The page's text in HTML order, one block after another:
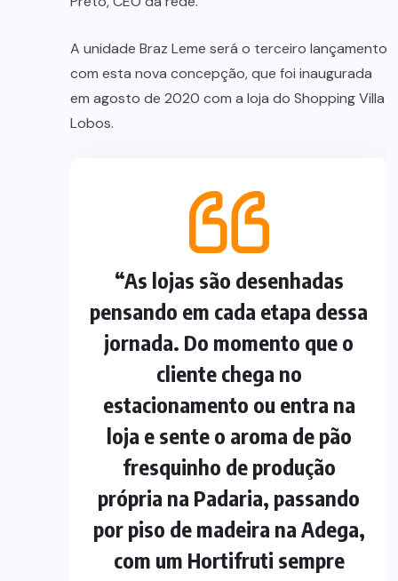
A unidade Braz Leme será o terceiro lançamento
com esta nova concepção, que foi inaugurada
em agosto de 2020 com a loja do Shopping Villa
Lobos.
“As lojas são desenhadas
pensando em cada etapa dessa
jornada. Do momento que o
cliente chega no
estacionamento ou entra na
loja e sente o aroma de pão
fresquinho de produção
própria na Padaria, passando
por piso de madeira na Adega,
com um Hortifruti sempre